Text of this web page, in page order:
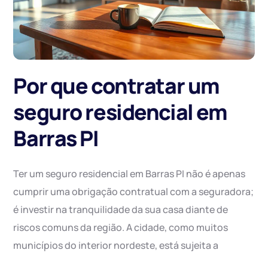
Por que contratar um
seguro residencial em
Barras PI
Ter um seguro residencial em Barras PI não é apenas
cumprir uma obrigação contratual com a seguradora;
é investir na tranquilidade da sua casa diante de
riscos comuns da região. A cidade, como muitos
municípios do interior nordeste, está sujeita a